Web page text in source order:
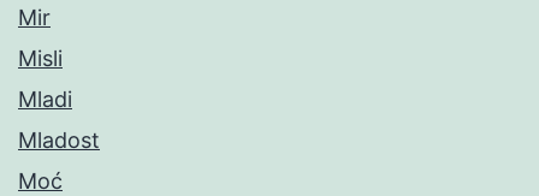
Mir
Misli
Mladi
Mladost
Moć